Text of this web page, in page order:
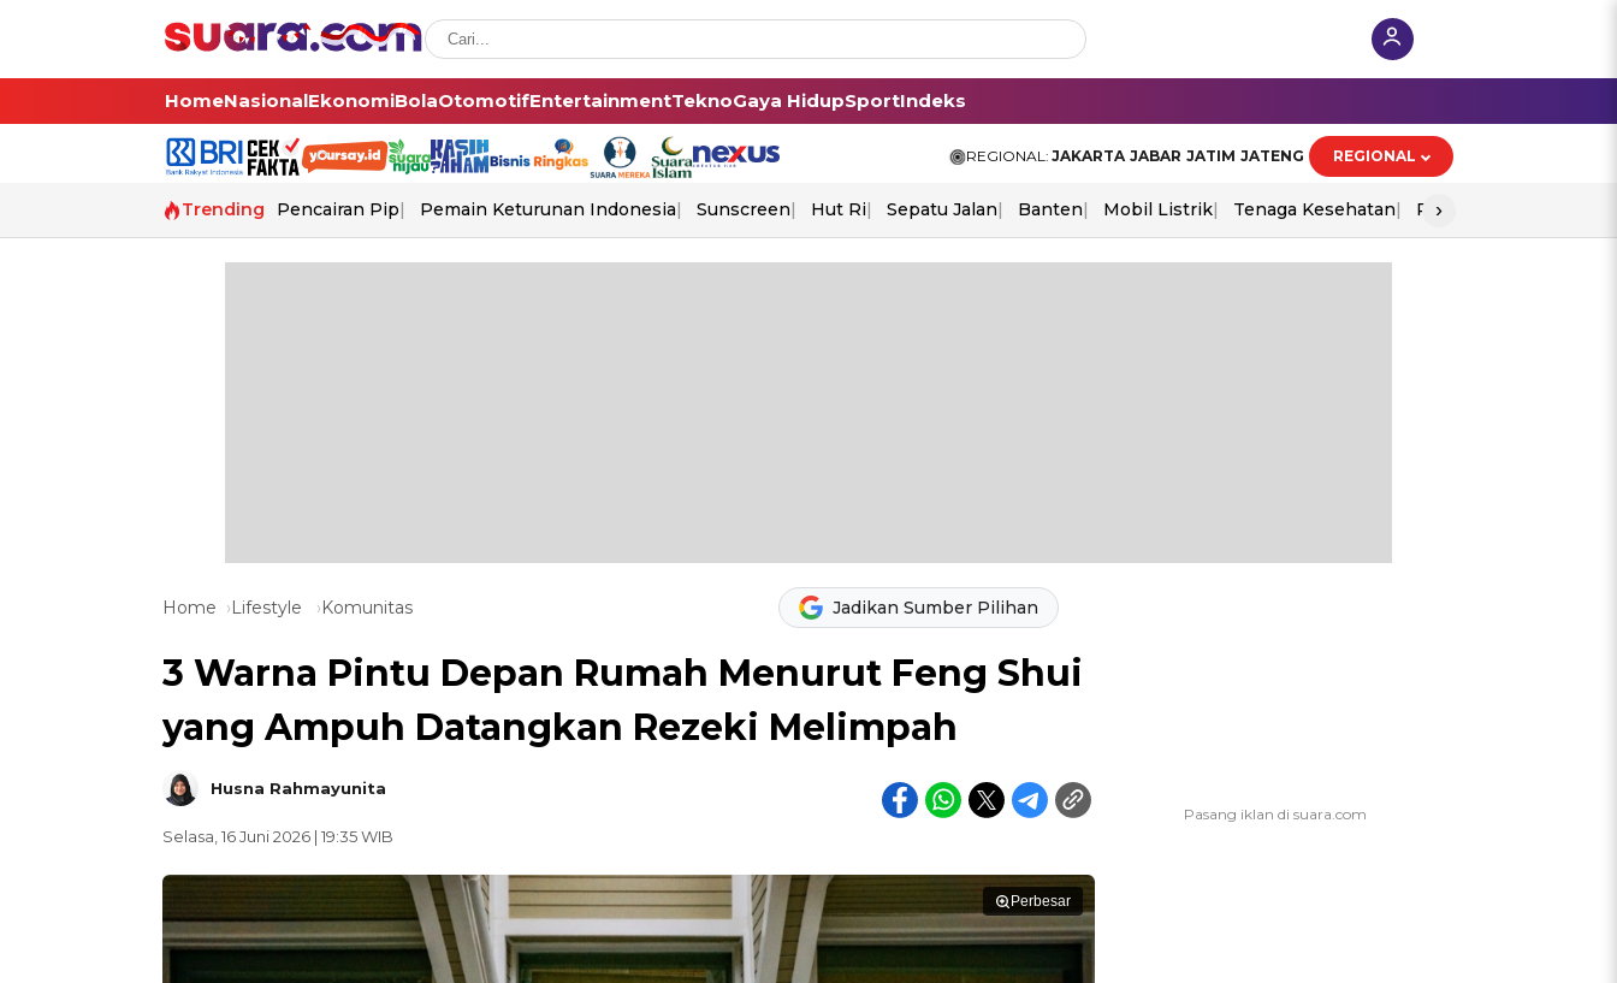
HomeNasionalEkonomiBolaOtomotifEntertainmentTeknoGaya HidupSportIndeks
REGIONAL: JAKARTA JABAR JATIM JATENG REGIONAL
Trending Pencairan Pip Pemain Keturunan Indonesia Sunscreen Hut Ri Sepatu Jalan Banten Mobil Listrik Tenaga Kesehatan Perang As-Iran
›
Home Lifestyle Komunitas Jadikan Sumber Pilihan
3 Warna Pintu Depan Rumah Menurut Feng Shui
yang Ampuh Datangkan Rezeki Melimpah
Husna Rahmayunita
Selasa, 16 Juni 2026 | 19:35 WIB
Perbesar